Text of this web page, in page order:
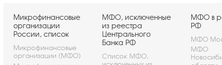
Микрофинансовые
организации
России, список
Микрофинансовые
организации (МФО)
МФО, исключенные
из реестра
Центрального
Банка РФ
Список МФО,
МФО в
РФ
МФО
МФО